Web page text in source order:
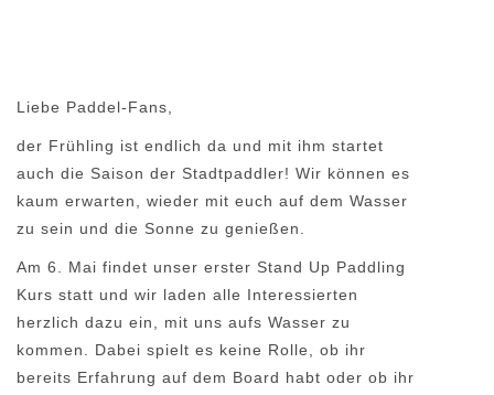
Liebe Paddel-Fans,
der Frühling ist endlich da und mit ihm startet
auch die Saison der Stadtpaddler! Wir können es
kaum erwarten, wieder mit euch auf dem Wasser
zu sein und die Sonne zu genießen.
Am 6. Mai findet unser erster Stand Up Paddling
Kurs statt und wir laden alle Interessierten
herzlich dazu ein, mit uns aufs Wasser zu
kommen. Dabei spielt es keine Rolle, ob ihr
bereits Erfahrung auf dem Board habt oder ob ihr